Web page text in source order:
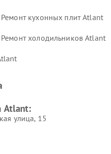
Ремонт кухонных плит Atlant
Ремонт холодильников Atlant
Atlant:
улица, 15